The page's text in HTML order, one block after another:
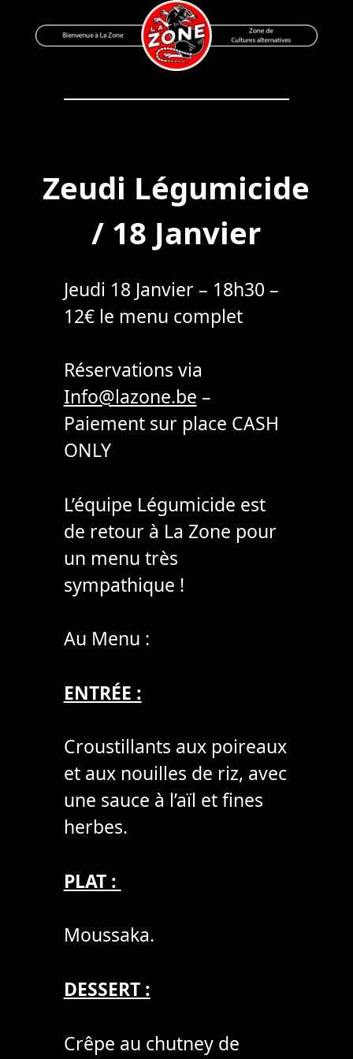
to
Bienvenue à La Zone
Zone de Cultures Alternatives
Zeudi Légumicide
/ 18 Janvier
Jeudi 18 Janvier – 18h30 –
12€ le menu complet
Réservations via
Info@lazone.be –
Paiement sur place CASH
ONLY
L’équipe Légumicide est
de retour à La Zone pour
un menu très
sympathique !
Au Menu :
ENTRÉE :
Croustillants aux poireaux
et aux nouilles de riz, avec
une sauce à l’aïl et fines
herbes.
PLAT :
Moussaka.
DESSERT :
Crêpe au chutney de